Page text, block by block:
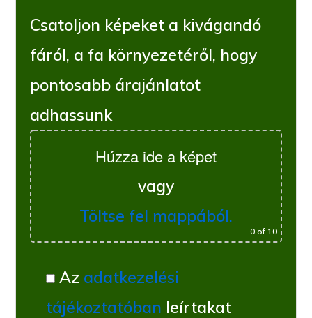
Csatoljon képeket a kivágandó
fáról, a fa környezetéről, hogy
pontosabb árajánlatot
adhassunk
Húzza ide a képet
vagy
Töltse fel mappából.
0of 10
Az adatkezelési
tájékoztatóban leírtakat